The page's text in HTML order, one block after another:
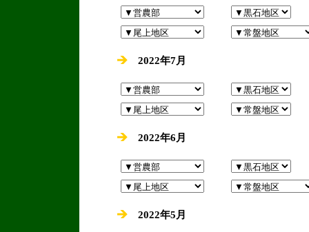
2022年7月
2022年6月
2022年5月